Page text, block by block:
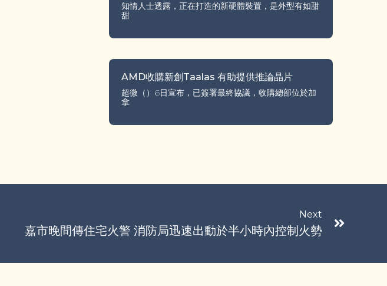
知情人士透露，正在打造的新硬體裝置，是外型有如甜
甜
AMD收購新創Taalas 有助提供推論晶片
超微（）6日宣布，已簽署最終協議，收購總部位於加
拿
Next
嘉市晚間傳住宅火警 消防局迅速出動於半小時內控制火勢